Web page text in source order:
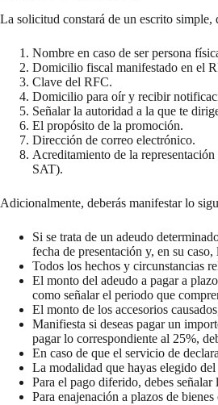
La solicitud constará de un escrito simple,
Nombre en caso de ser persona
Domicilio fiscal manifestado en el
Clave del RFC.
Domicilio para oír y recibir
Señalar la autoridad a la que te
El propósito de la promoción.
Dirección de correo electrónico.
Acreditamiento de la
SAT).
Adicionalmente, deberás manifestar lo
Si se trata de un adeudo
fecha de presentación y, en su
Todos los hechos y circunstancias
El monto del adeudo a pagar a
como señalar el periodo que
El monto de los accesorios
Manifiesta si deseas pagar un
pagar lo correspondiente al 25%,
En caso de que el servicio de
La modalidad que hayas elegido
Para el pago diferido, debes
Para enajenación a plazos de